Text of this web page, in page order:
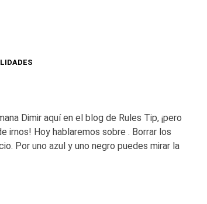
Dimir aquí en el blog de Rules Tip, ¡pero
irnos! Hoy hablaremos sobre . Borrar los
Por uno azul y uno negro puedes mirar la